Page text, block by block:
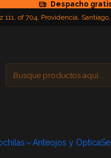
Despacho
111, of 704, Providencia, Santiago,
Anteojos y Optica